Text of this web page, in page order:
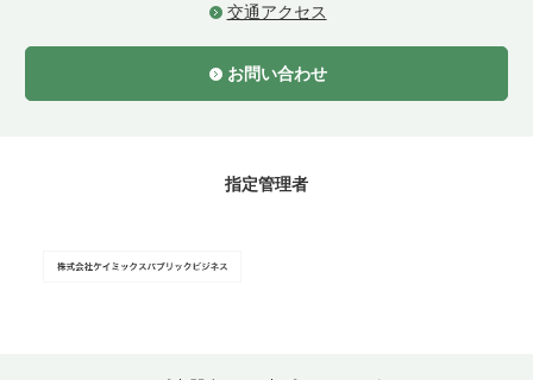
交通アクセス
お問い合わせ
指定管理者